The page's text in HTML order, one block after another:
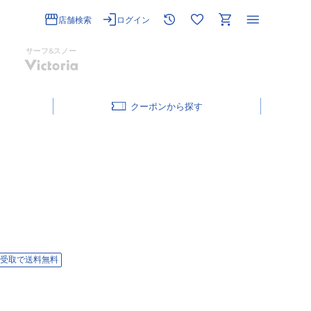
店舗検索 ログイン
サーフ&スノー
クーポン
取で送料無料